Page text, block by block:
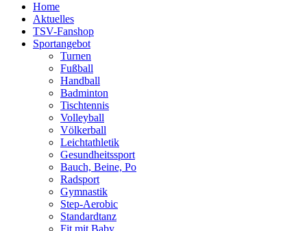
Home
Aktuelles
TSV-Fanshop
Sportangebot
Turnen
Fußball
Handball
Badminton
Tischtennis
Volleyball
Völkerball
Leichtathletik
Gesundheitssport
Bauch, Beine, Po
Radsport
Gymnastik
Step-Aerobic
Standardtanz
Fit mit Baby